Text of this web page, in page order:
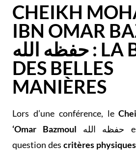
CHEIKH
IBN OMAR
حفظه الله : LA BEAUTÉ
DES BELLES
MANIÈRES
Lors d’une conférence, le
‘Omar Bazmoul حفظه الله
question des critères physiques